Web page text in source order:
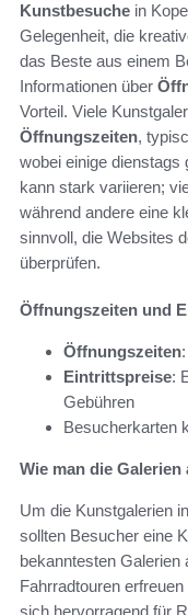
Kunstbesuche in
Gelegenheit, die
das Beste aus einem
Informationen über
Vorteil. Viele
Öffnungszeiten,
wobei einige dienstags
kann stark variieren;
während andere eine
sinnvoll, die Websites
überprüfen.
Öffnungszeiten und
Öffnungszeiten
Eintrittspreise:
Gebühren
Besucherkarten
Wie man die
Um die Kunstgalerien
sollten Besucher eine
bekanntesten
Fahrradtouren